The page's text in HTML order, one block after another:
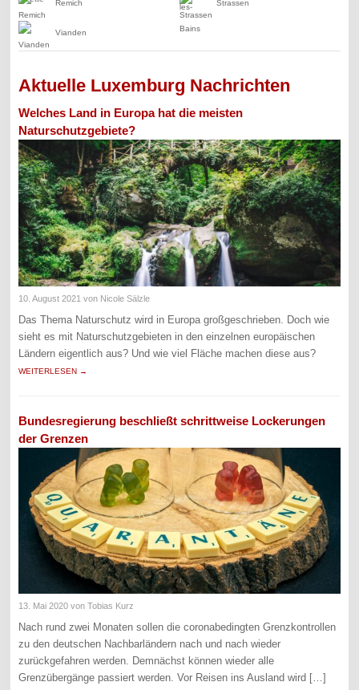
Remich Strassen
Vianden
Aktuelle Luxemburg Nachrichten
Welches Land in Europa hat die meisten
Naturschutzgebiete?
10. August 2021 von Nicole Sälzle
Das Thema Naturschutz wird in Europa großgeschrieben. Doch wie
sieht es mit Naturschutzgebieten in den einzelnen europäischen
Ländern eigentlich aus? Und wie viel Fläche machen diese aus?
WEITERLESEN →
Bundesregierung beschließt schrittweise Lockerungen
der Grenzen
13. Mai 2020 von Tobias Kurz
Nach rund zwei Monaten sollen die coronabedingten Grenzkontrollen
zu den deutschen Nachbarländern nach und nach wieder
zurückgefahren werden. Demnächst können wieder alle
Grenzübergänge passiert werden. Vor Reisen ins Ausland wird […]